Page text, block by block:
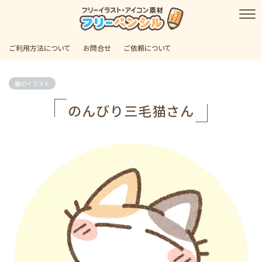
ご利用方法について お問合せ ご依頼について
猫のイラスト
のんびり三毛猫さん